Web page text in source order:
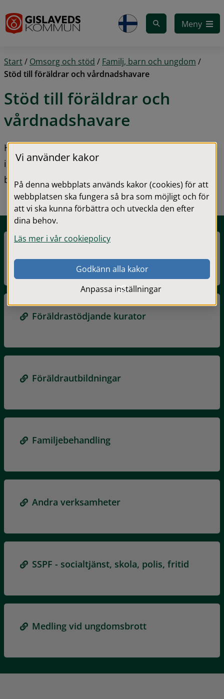
Meny
Start/ Omsorg och stöd / Familj, barn och ungdom /
Stöd till föräldrar och vårdnadshavare
Stöd till föräldrar och
vårdnadshavare
Här kan du som förälder och vårdnadshavare hitta
information om stöd och utbildningar som rör
barn i alla åldrar.
Föräldrastödjande kurator
Föräldrautbildningar
Familjebehandling
Andra verksamheter
SSPF - socialtjänst, skola, polis, fritid
Medling vid ungdomsbrott
Vi använder kakor
På denna webbplats används kakor (cookies) för att
webbplatsen ska fungera så bra som möjligt och för
att vi ska kunna förbättra och utveckla den efter
dina behov.
Läs mer i vår cookiepolicy
Godkänn alla kakor
Anpassa inställningar